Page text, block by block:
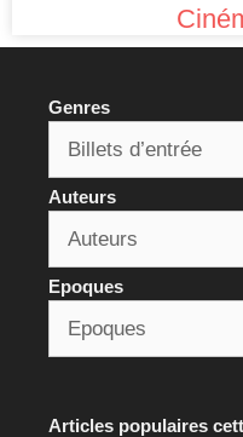
Genres
Auteurs
Epoques
Articles populaires